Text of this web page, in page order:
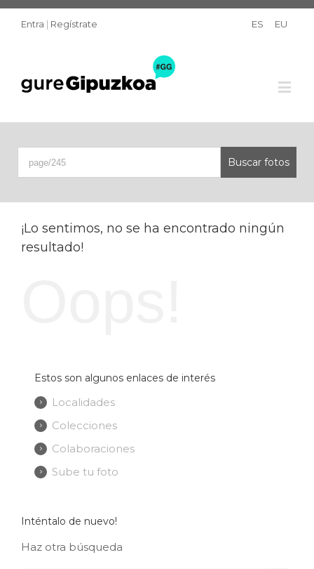
Entra | Regístrate ES EU
¡Lo sentimos, no se ha encontrado ningún
resultado!
Estos son algunos enlaces de interés
Localidades
Colecciones
Colaboraciones
Sube tu foto
Inténtalo de nuevo!
Haz otra búsqueda